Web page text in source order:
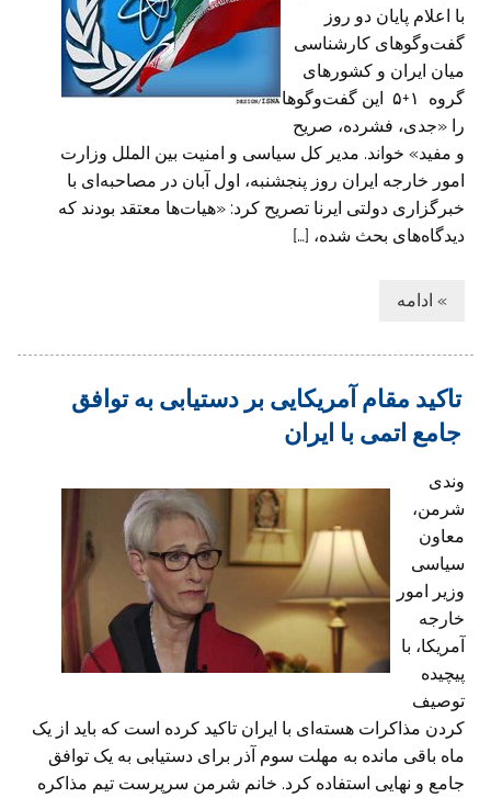
با اعلام پایان دو روز
گفت‌وگوهای کارشناسی
میان ایران و کشورهای
گروه ۱+۵ این گفت‌وگوها
را «جدی، فشرده، صریح
و مفید» خواند. مدیر کل سیاسی و امنیت بین الملل وزارت
امور خارجه ایران روز پنجشنبه، اول آبان در مصاحبه‌ای با
خبرگزاری دولتی ایرنا تصریح کرد: «هیات‌ها معتقد بودند که
دیدگاه‌های بحث شده، […]
» ادامه
تاکید مقام آمریکایی بر دستیابی به توافق
جامع اتمی با ایران
وندی
شرمن،‌
معاون
سیاسی
وزیر امور
خارجه
آمریکا، با
پیچیده
توصیف
کردن مذاکرات هسته‌ای با ایران تاکید کرده است که باید از یک
ماه باقی مانده به مهلت سوم آذر برای دستیابی به یک توافق
جامع و نهایی استفاده کرد. خانم شرمن سرپرست تیم مذاکره